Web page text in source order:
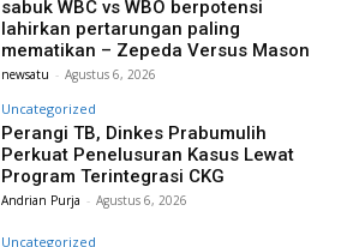
sabuk WBC vs WBO berpotensi
lahirkan pertarungan paling
mematikan – Zepeda Versus Mason
newsatu - Agustus 6, 2026
Uncategorized
Perangi TB, Dinkes Prabumulih
Perkuat Penelusuran Kasus Lewat
Program Terintegrasi CKG
Andrian Purja - Agustus 6, 2026
Uncategorized